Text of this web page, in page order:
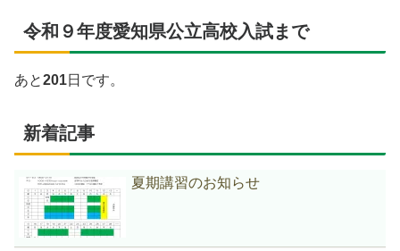
令和９年度愛知県公立高校入試まで
あと201日です。
新着記事
夏期講習のお知らせ